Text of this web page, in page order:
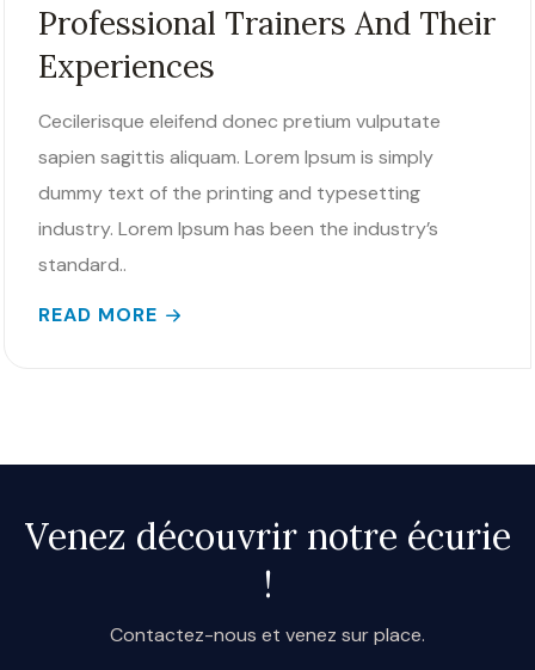
Professional Trainers And Their
Experiences
Cecilerisque eleifend donec pretium vulputate
sapien sagittis aliquam. Lorem Ipsum is simply
dummy text of the printing and typesetting
industry. Lorem Ipsum has been the industry’s
standard..
READ MORE
Venez découvrir notre écurie
!
Contactez-nous et venez sur place.